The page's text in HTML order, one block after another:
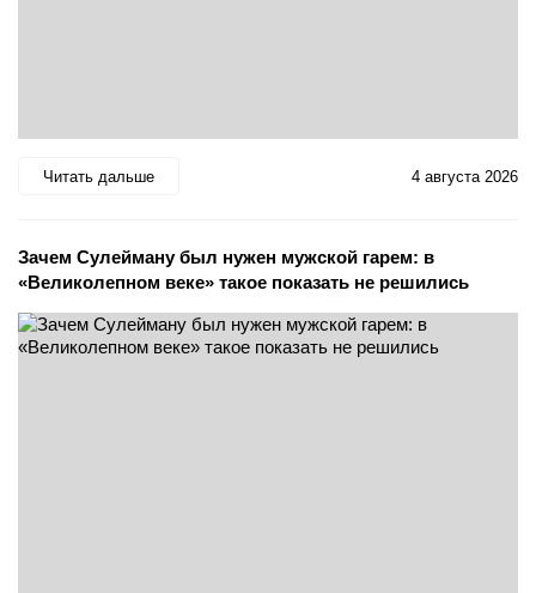
Читать дальше 4 августа 2026
Зачем Сулейману был нужен мужской гарем: в
«Великолепном веке» такое показать не решились